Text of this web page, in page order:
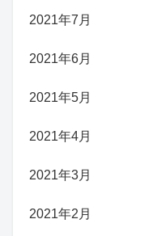
2021年7月
2021年6月
2021年5月
2021年4月
2021年3月
2021年2月